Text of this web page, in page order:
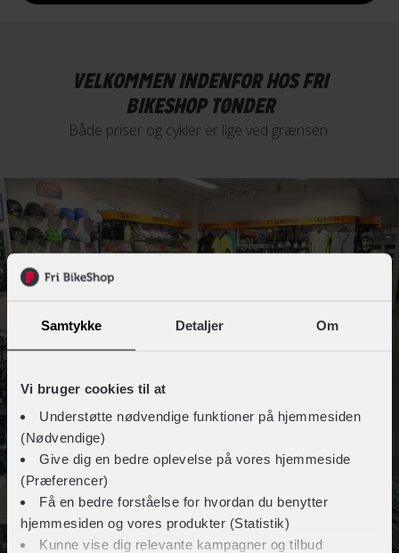
Samtykke Detaljer Om
Vi bruger cookies til at
Understøtte nødvendige funktioner på hjemmesiden
(Nødvendige)
Give dig en bedre oplevelse på vores hjemmeside
(Præferencer)
Få en bedre forståelse for hvordan du benytter
hjemmesiden og vores produkter (Statistik)
Kunne vise dig relevante kampagner og tilbud
VELKOMMEN INDENFOR HOS FRI
BIKESHOP TØNDER
Både priser og cykler er lige ved grænsen.